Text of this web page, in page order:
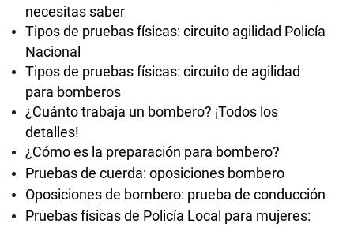
necesitas saber
Tipos de pruebas físicas: circuito agilidad Policía
Nacional
Tipos de pruebas físicas: circuito de agilidad
para bomberos
¿Cuánto trabaja un bombero? ¡Todos los
detalles!
¿Cómo es la preparación para bombero?
Pruebas de cuerda: oposiciones bombero
Oposiciones de bombero: prueba de conducción
Pruebas físicas de Policía Local para mujeres: